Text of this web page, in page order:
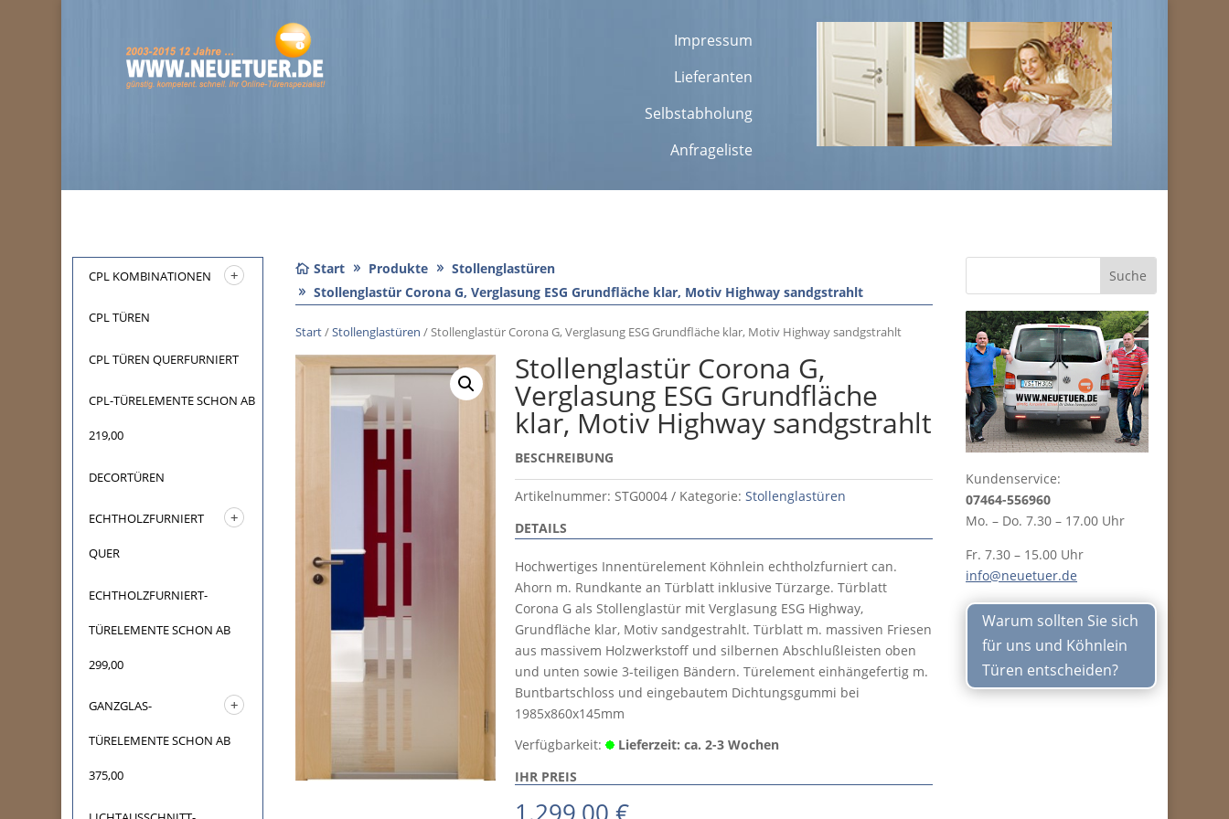
Impressum
Lieferanten
Selbstabholung
Anfrageliste
CPL KOMBINATIONEN
CPL TÜREN
CPL TÜREN QUERFURNIERT
CPL-TÜRELEMENTE SCHON AB
219,00
DECORTÜREN
ECHTHOLZFURNIERT
QUER
ECHTHOLZFURNIERT-
TÜRELEMENTE SCHON AB
299,00
GANZGLAS-
TÜRELEMENTE SCHON AB
375,00
Start Produkte
Stollenglastüren
Stollenglastür Corona G, Verglasung ESG Grundfläche klar, Motiv Highway sandgstrahlt
Start/Stollenglastüren / Stollenglastür Corona G, Verglasung ESG Grundfläche klar, Motiv Highway sandgstrahlt
Stollenglastür Corona G,
Verglasung ESG Grundfläche
klar, Motiv Highway sandgstrahlt
BESCHREIBUNG
Artikelnummer: STG0004 Kategorie: Stollenglastüren
DETAILS
Hochwertiges Innentürelement Köhnlein echtholzfurniert can.
Ahorn m. Rundkante an Türblatt inklusive Türzarge. Türblatt
Corona G als Stollenglastür mit Verglasung ESG Highway,
Grundfläche klar, Motiv sandgestrahlt. Türblatt m. massiven Friesen
aus massivem Holzwerkstoff und silbernen Abschlußleisten oben
und unten sowie 3-teiligen Bändern. Türelement einhängefertig m.
Buntbartschloss und eingebautem Dichtungsgummi bei
1985x860x145mm
Verfügbarkeit:
Lieferzeit: ca. 2-3 Wochen
IHR PREIS
1.299,00 €
Kundenservice:
07464-556960
Mo. – Do. 7.30 – 17.00 Uhr
Fr. 7.30 – 15.00 Uhr
info@neuetuer.de
Warum sollten Sie sich
für uns und Köhnlein
Türen entscheiden?